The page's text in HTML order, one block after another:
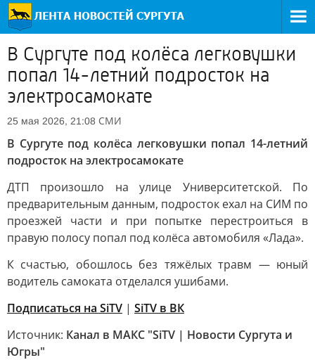
В Сургуте под колёса легковушки
попал 14-летний подросток на
электросамокате
25 мая 2026, 21:08 СМИ
В Сургуте под колёса легковушки попал 14-летний
подросток на электросамокате
ДТП произошло на улице Университетской. По
предварительным данным, подросток ехал на СИМ по
проезжей части и при попытке перестроиться в
правую полосу попал под колёса автомобиля «Лада».
К счастью, обошлось без тяжёлых травм — юный
водитель самоката отделался ушибами.
Подписаться на SiTV | SiTV в ВК
Источник: Канал в МАКС "SiTV | Новости Сургута и
Югры"